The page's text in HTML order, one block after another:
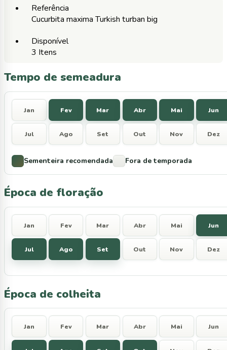
Referência
Cucurbita maxima Turkish turban big
Disponível
3 Itens
Tempo de semeadura
Jan Fev Mar Abr Mai Jun
Jul Ago Set Out Nov Dez
Sementeira recomendada Fora de temporada
Época de floração
Jan Fev Mar Abr Mai Jun
Jul Ago Set Out Nov Dez
Época de colheita
Jan Fev Mar Abr Mai Jun